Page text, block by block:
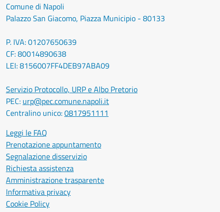
Comune di Napoli
Palazzo San Giacomo, Piazza Municipio - 80133
P. IVA: 01207650639
CF: 80014890638
LEI: 8156007FF4DEB97ABA09
Servizio Protocollo, URP e Albo Pretorio
PEC: urp@pec.comune.napoli.it
Centralino unico:0817951111
Leggi le FAQ
Prenotazione appuntamento
Segnalazione disservizio
Richiesta assistenza
Amministrazione trasparente
Informativa privacy
Cookie Policy